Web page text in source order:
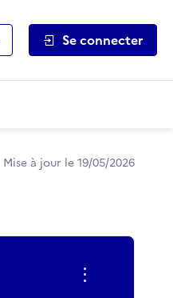
Se connecter
Mise à jour le 19/05/2026